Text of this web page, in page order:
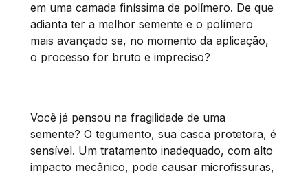
em uma camada finíssima de polímero. De que
adianta ter a melhor semente e o polímero
mais avançado se, no momento da aplicação,
o processo for bruto e impreciso?
Você já pensou na fragilidade de uma
semente? O tegumento, sua casca protetora, é
sensível. Um tratamento inadequado, com alto
impacto mecânico, pode causar microfissuras,